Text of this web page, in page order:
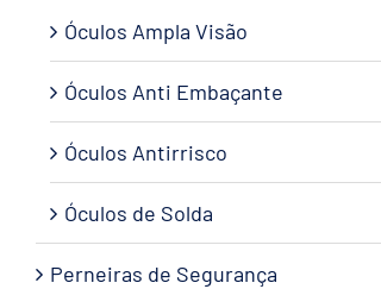
Óculos Ampla Visão
Óculos Anti Embaçante
Óculos Antirrisco
Óculos de Solda
Perneiras de Segurança